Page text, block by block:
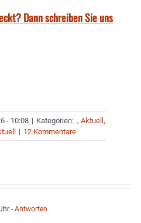
Dann schreiben Sie uns
- 10:08 | Kategorien: ., Aktuell ,
| 12 Kommentare
- Antworten